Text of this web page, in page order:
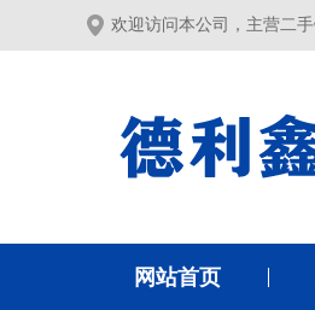
欢迎访问本公司，主营二
网站首页